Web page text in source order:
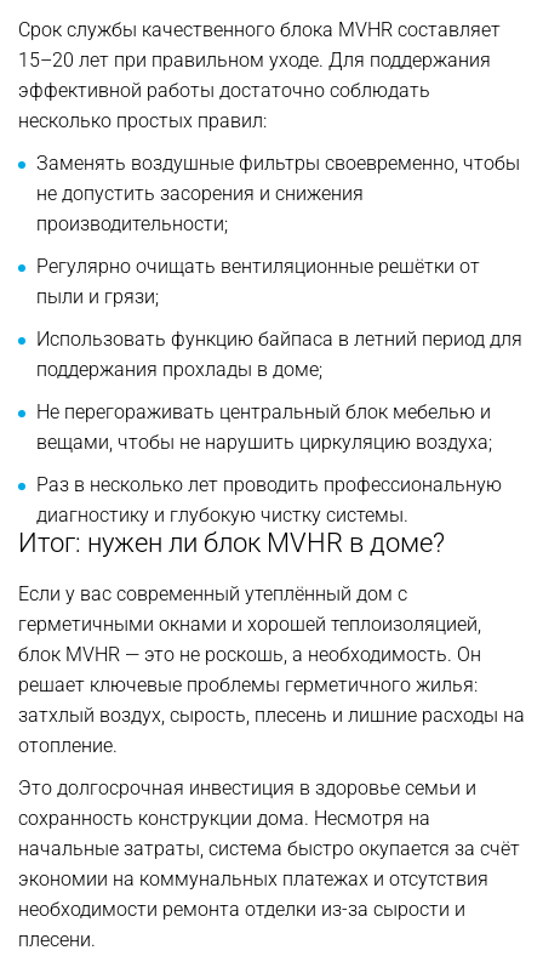
Срок службы качественного блока MVHR составляет
15–20 лет при правильном уходе. Для поддержания
эффективной работы достаточно соблюдать
несколько простых правил:
Заменять воздушные фильтры своевременно, чтобы
не допустить засорения и снижения
производительности;
Регулярно очищать вентиляционные решётки от
пыли и грязи;
Использовать функцию байпаса в летний период для
поддержания прохлады в доме;
Не перегораживать центральный блок мебелью и
вещами, чтобы не нарушить циркуляцию воздуха;
Раз в несколько лет проводить профессиональную
диагностику и глубокую чистку системы.
Итог: нужен ли блок MVHR в доме?
Если у вас современный утеплённый дом с
герметичными окнами и хорошей теплоизоляцией,
блок MVHR — это не роскошь, а необходимость. Он
решает ключевые проблемы герметичного жилья:
затхлый воздух, сырость, плесень и лишние расходы на
отопление.
Это долгосрочная инвестиция в здоровье семьи и
сохранность конструкции дома. Несмотря на
начальные затраты, система быстро окупается за счёт
экономии на коммунальных платежах и отсутствия
необходимости ремонта отделки из-за сырости и
плесени.